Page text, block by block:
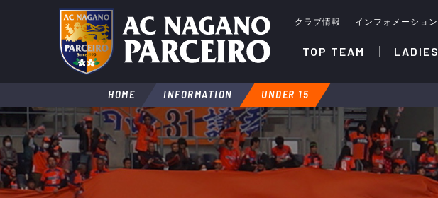
クラブ情報 インフォメーション
TOP TEAM LADIES
HOME INFORMATION UNDER 15